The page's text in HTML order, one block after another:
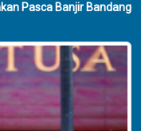
Pasca Banjir Bandang